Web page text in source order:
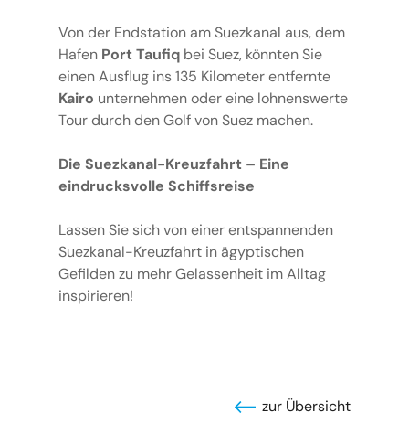
Von der Endstation am Suezkanal aus, dem
Hafen Port Taufiq bei Suez, könnten Sie
einen Ausflug ins 135 Kilometer entfernte
Kairo unternehmen oder eine lohnenswerte
Tour durch den Golf von Suez machen.
Die Suezkanal-Kreuzfahrt – Eine
eindrucksvolle Schiffsreise
Lassen Sie sich von einer entspannenden
Suezkanal-Kreuzfahrt in ägyptischen
Gefilden zu mehr Gelassenheit im Alltag
inspirieren!
zur Übersicht